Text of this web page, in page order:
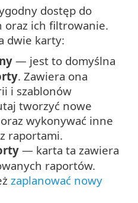
dostęp do
oraz ich filtrowanie.
dwie karty:
— jest to domyślna
. Zawiera ona
i szablonów
tworzyć nowe
wykonywać inne
raportami.
— karta ta zawiera
raportów.
zaplanować nowy